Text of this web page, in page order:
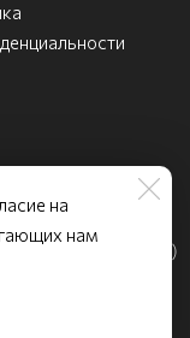
на
нам
Телефон: (499)